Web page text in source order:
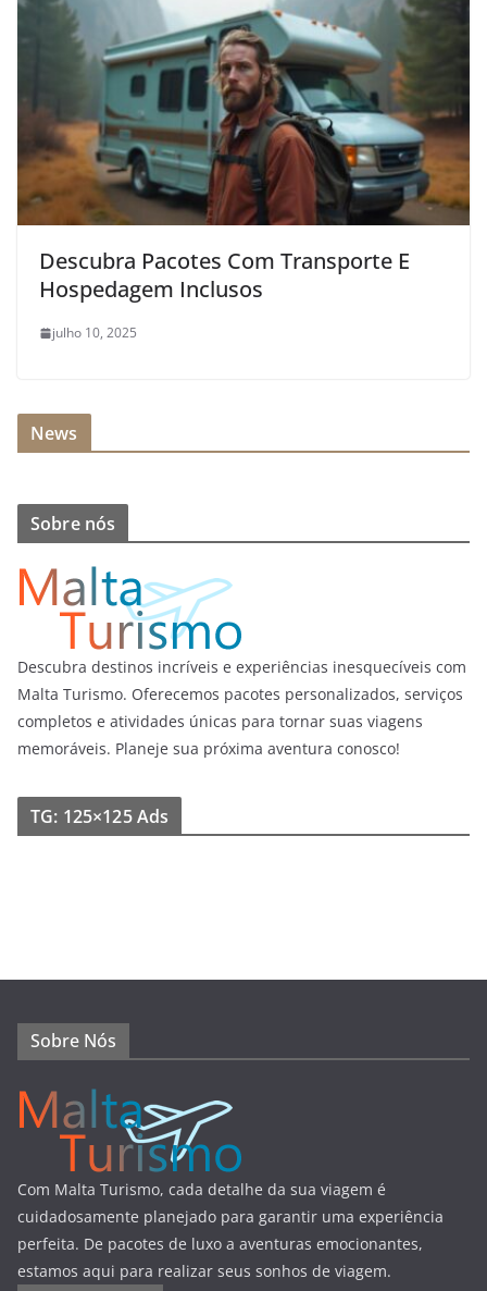
Descubra Pacotes Com Transporte E
Hospedagem Inclusos
julho 10, 2025
News
Sobre nós
Descubra destinos incríveis e experiências inesquecíveis com
Malta Turismo. Oferecemos pacotes personalizados, serviços
completos e atividades únicas para tornar suas viagens
memoráveis. Planeje sua próxima aventura conosco!
TG: 125×125 Ads
Sobre Nós
Com Malta Turismo, cada detalhe da sua viagem é
cuidadosamente planejado para garantir uma experiência
perfeita. De pacotes de luxo a aventuras emocionantes,
estamos aqui para realizar seus sonhos de viagem.